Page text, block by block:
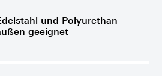
und Polyurethan
geeignet